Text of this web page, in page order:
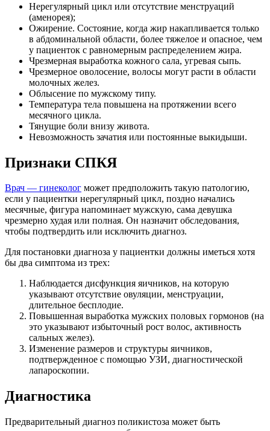
Нерегулярный цикл или отсутствие менструаций
(аменорея);
Ожирение. Состояние, когда жир накапливается только
в абдоминальной области, более тяжелое и опасное, чем
у пациенток с равномерным распределением жира.
Чрезмерная выработка кожного сала, угревая сыпь.
Чрезмерное оволосение, волосы могут расти в области
молочных желез.
Облысение по мужскому типу.
Температура тела повышена на протяжении всего
месячного цикла.
Тянущие боли внизу живота.
Невозможность зачатия или постоянные выкидыши.
Признаки СПКЯ
Врач — гинеколог может предположить такую патологию,
если у пациентки нерегулярный цикл, поздно начались
месячные, фигура напоминает мужскую, сама девушка
чрезмерно худая или полная. Он назначит обследования,
чтобы подтвердить или исключить диагноз.
Для постановки диагноза у пациентки должны иметься хотя
бы два симптома из трех:
Наблюдается дисфункция яичников, на которую
указывают отсутствие овуляции, менструации,
длительное бесплодие.
Повышенная выработка мужских половых гормонов (на
это указывают избыточный рост волос, активность
сальных желез).
Изменение размеров и структуры яичников,
подтвержденное с помощью УЗИ, диагностической
лапароскопии.
Диагностика
Предварительный диагноз поликистоза может быть